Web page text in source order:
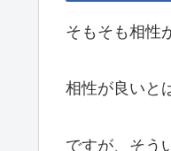
そもそも相性
相性が良いと
ですが、そう